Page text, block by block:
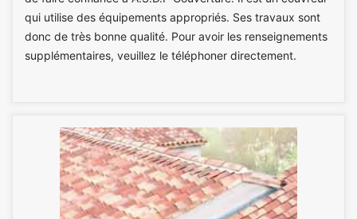
qui utilise des équipements appropriés. Ses travaux sont
donc de très bonne qualité. Pour avoir les renseignements
supplémentaires, veuillez le téléphoner directement.